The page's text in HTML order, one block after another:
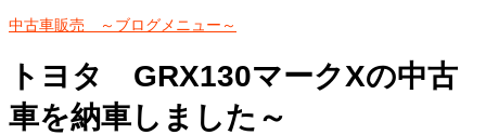
中古車販売 ～ブログメニュー～
トヨタ GRX130マークXの中古
車を納車しました～